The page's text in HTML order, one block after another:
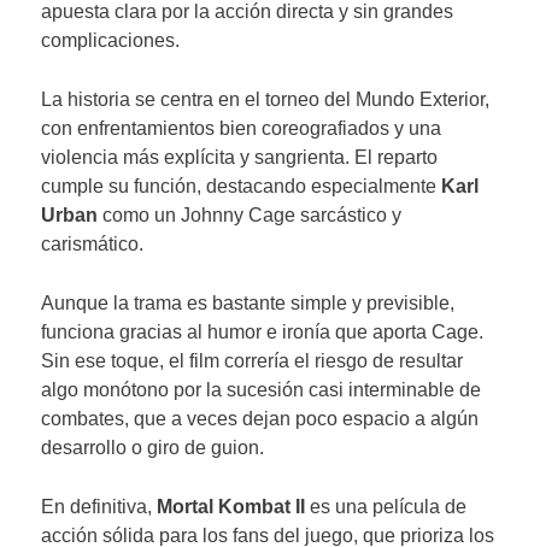
apuesta clara por la acción directa y sin grandes
complicaciones.
La historia se centra en el torneo del Mundo Exterior,
con enfrentamientos bien coreografiados y una
violencia más explícita y sangrienta. El reparto
cumple su función, destacando especialmente Karl
Urban como un Johnny Cage sarcástico y
carismático.
Aunque la trama es bastante simple y previsible,
funciona gracias al humor e ironía que aporta Cage.
Sin ese toque, el film correría el riesgo de resultar
algo monótono por la sucesión casi interminable de
combates, que a veces dejan poco espacio a algún
desarrollo o giro de guion.
En definitiva, Mortal Kombat II
es una película de
acción sólida para los fans del juego, que prioriza los